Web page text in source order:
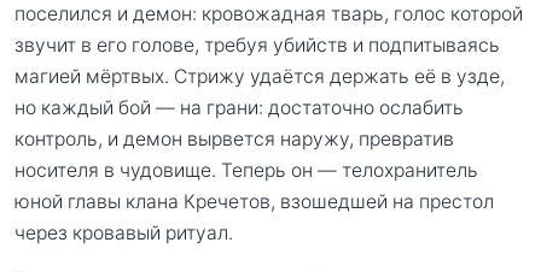
поселился и демон: кровожадная тварь, голос которой
звучит в его голове, требуя убийств и подпитываясь
магией мёртвых. Стрижу удаётся держать её в узде,
но каждый бой — на грани: достаточно ослабить
контроль, и демон вырвется наружу, превратив
носителя в чудовище. Теперь он — телохранитель
юной главы клана Кречетов, взошедшей на престол
через кровавый ритуал.